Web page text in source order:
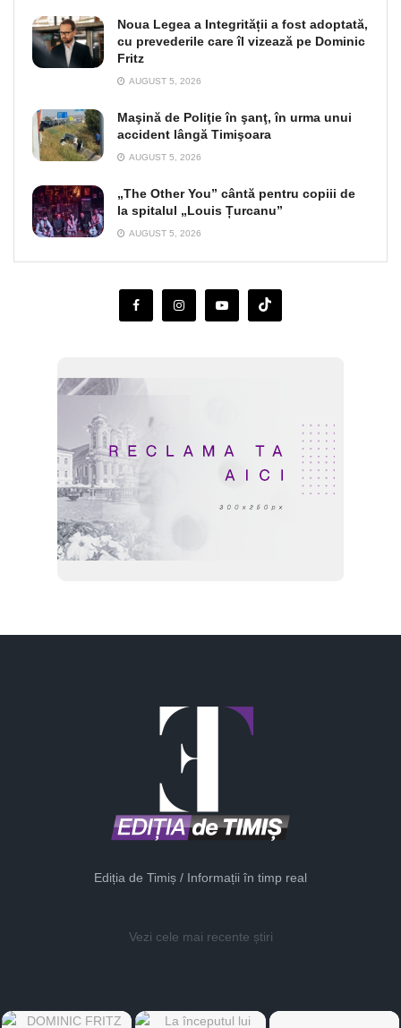
Noua Legea a Integrității a fost adoptată,
cu prevederile care îl vizează pe Dominic
Fritz
AUGUST 5, 2026
Maşină de Poliţie în şanţ, în urma unui
accident lângă Timişoara
AUGUST 5, 2026
„The Other You” cântă pentru copiii de
la spitalul „Louis Țurcanu”
AUGUST 5, 2026
Ediția de Timiș / Informații în timp real
Vezi cele mai recente știri